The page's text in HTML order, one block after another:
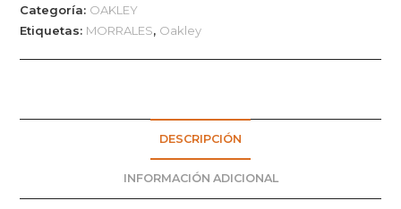
Categoría: OAKLEY
Etiquetas: MORRALES, Oakley
DESCRIPCIÓN
INFORMACIÓN ADICIONAL